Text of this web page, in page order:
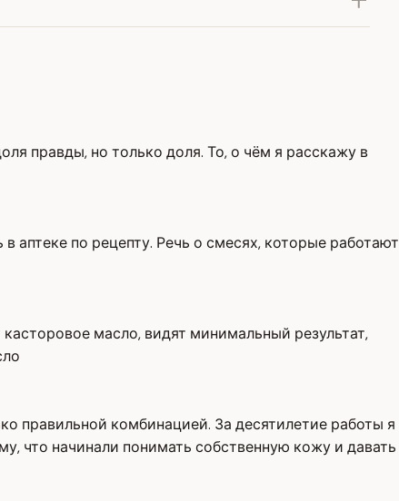
правды, но только доля. То, о чём я расскажу в
аптеке по рецепту. Речь о смесях, которые работают
масло, видят минимальный результат,
правильной комбинацией. За десятилетие работы я
что начинали понимать собственную кожу и давать